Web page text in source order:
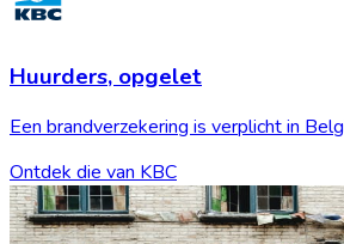
Huurders, opgelet
Een brandverzekering is verplicht in
Ontdek die van KBC